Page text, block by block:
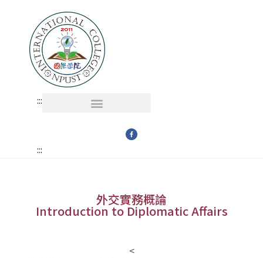
:::
:::
外交實務概論
Introduction to Diplomatic Affairs
<